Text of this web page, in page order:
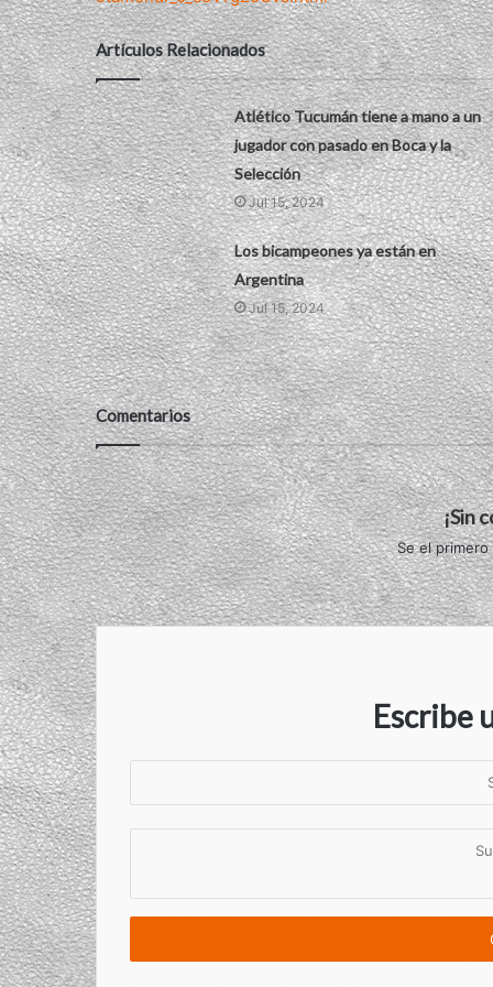
Artículos Relacionados
Atlético Tucumán tiene a mano a un
jugador con pasado en Boca y la
Selección
Jul 15, 2024
Los bicampeones ya están en
Argentina
Jul 15, 2024
Comentarios
¡Sin
Se el
Escribe